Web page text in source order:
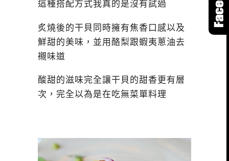
這種搭配方式我真的是沒有試過
炙燒後的干貝同時擁有焦香口感以及
鮮甜的美味，並用酪梨跟蝦夷蔥油去
襯味道
酸甜的滋味完全讓干貝的甜香更有層
次，完全以為是在吃無菜單料理